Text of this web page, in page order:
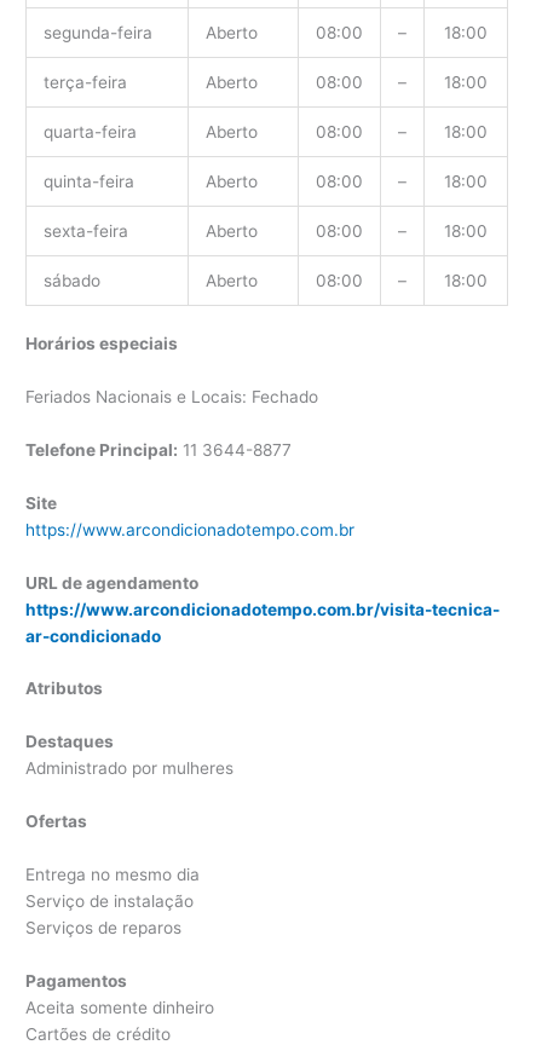
segunda-feira Aberto 08:00 – 18:00
terça-feira Aberto 08:00 – 18:00
quarta-feira Aberto 08:00 – 18:00
quinta-feira Aberto 08:00 – 18:00
sexta-feira Aberto 08:00 – 18:00
sábado Aberto 08:00 – 18:00
Horários especiais
Feriados Nacionais e Locais: Fechado
Telefone Principal: 11 3644-8877
Site
https://www.arcondicionadotempo.com.br
URL de agendamento
https://www.arcondicionadotempo.com.br/visita-tecnica-
ar-condicionado
Atributos
Destaques
Administrado por mulheres
Ofertas
Entrega no mesmo dia
Serviço de instalação
Serviços de reparos
Pagamentos
Aceita somente dinheiro
Cartões de crédito